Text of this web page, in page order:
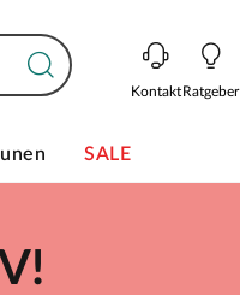
KontaktRatgeber
SALE